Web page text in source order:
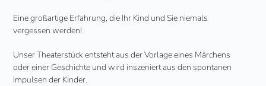
Eine großartige Erfahrung, die Ihr Kind und Sie niemals
vergessen werden!
Unser Theaterstück entsteht aus der Vorlage eines Märchens
oder einer Geschichte und wird inszeniert aus den spontanen
Impulsen der Kinder.